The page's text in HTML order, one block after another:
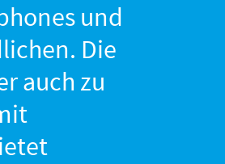
und
Die
auch zu